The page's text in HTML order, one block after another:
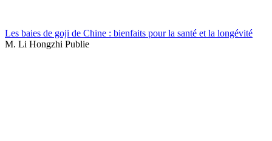
Les baies de goji de Chine : bienfaits pour la santé et la longévité
M. Li Hongzhi Publie